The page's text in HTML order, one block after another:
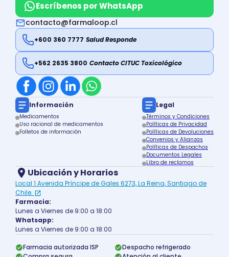
Escríbenos por WhatsApp
contacto@farmaloop.cl
+600 360 7777 Salud Responde
+562 2635 3800 Contacto CITUC Toxicológico
Información
Medicamentos
Uso racional de medicamentos
Folletos de información
Legal
Términos y Condiciones
Políticas de Privacidad
Políticas de Devoluciones
Convenios y Alianzas
Políticas de Despachos
Documentos Legales
Libro de reclamos
Ubicación y Horarios
Local 1 Avenida Príncipe de Gales 6273, La Reina, Santiago de
Chile.
Farmacia:
Lunes a Viernes de 9:00 a 18:00
Whatsapp:
Lunes a Viernes de 9:00 a 18:00
Farmacia autorizada ISP
Despacho refrigerado